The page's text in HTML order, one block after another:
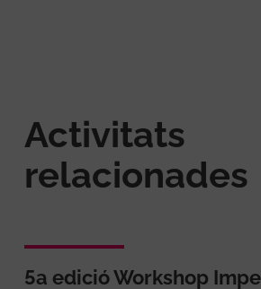
Activitats
relacionades
5a edició Workshop